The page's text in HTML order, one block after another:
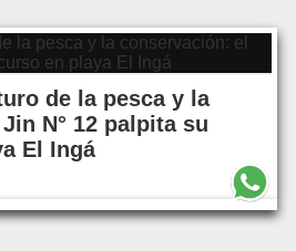
de la pesca y la
N° 12 palpita su
El Ingá